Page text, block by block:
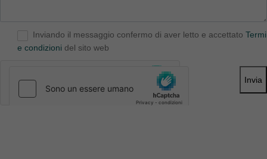
Inviando il messaggio confermo di aver letto e accettato
e condizioni del sito web
Invia